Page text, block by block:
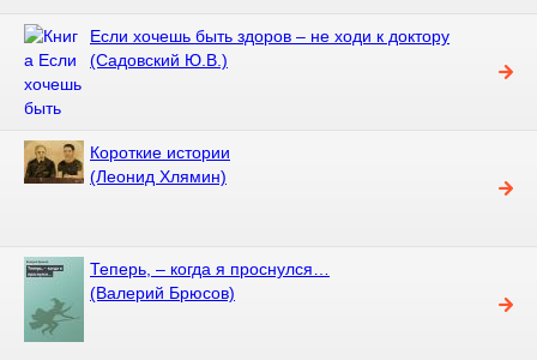
Если хочешь быть здоров – не ходи к доктору
(Садовский Ю.В.)
Короткие истории
(Леонид Хлямин)
Теперь, – когда я проснулся…
(Валерий Брюсов)